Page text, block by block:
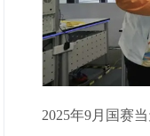
2025年9月国赛